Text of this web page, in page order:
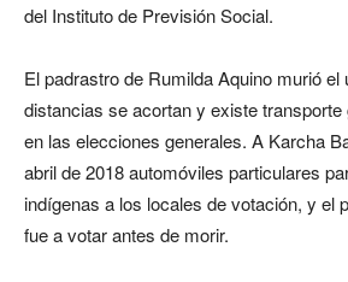
del Instituto de Previsión Social.
El padrastro de Rumilda Aquino murió el
distancias se acortan y existe transporte
en las elecciones generales. A Karcha
abril de 2018 automóviles particulares
indígenas a los locales de votación, y el
fue a votar antes de morir.